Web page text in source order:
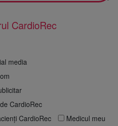
CardioRec
media
CardioRec
CardioRec
Medicul meu